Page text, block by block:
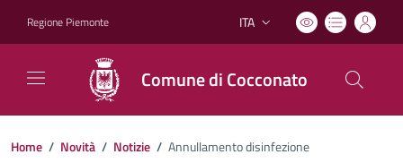
Regione Piemonte Lingua attiva:
ITA
Comune di Cocconato
Home / Novità / Notizie / Annullamento disinfezione